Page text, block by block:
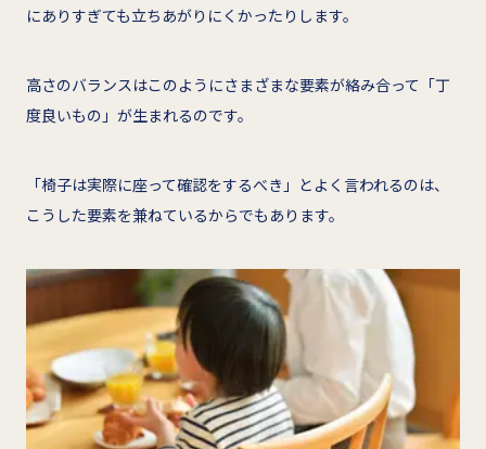
にありすぎても立ちあがりにくかったりします。
高さのバランスはこのようにさまざまな要素が絡み合って「丁
度良いもの」が生まれるのです。
「椅子は実際に座って確認をするべき」とよく言われるのは、
こうした要素を兼ねているからでもあります。